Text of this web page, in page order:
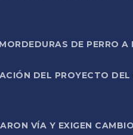
DE PERRO A
DEL PROYECTO
VÍA Y EXIGEN